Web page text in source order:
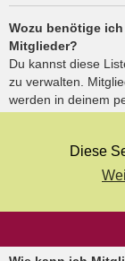
Diese
Wozu benötige
Mitglieder?
Du kannst diese
zu verwalten.
werden in deinem
aufgelistet. Du
schnell eine
den du
hervorgehoben